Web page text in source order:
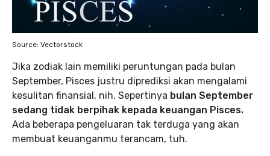
Source: Vectorstock
Jika zodiak lain memiliki peruntungan pada bulan
September, Pisces justru diprediksi akan mengalami
kesulitan finansial, nih. Sepertinya bulan September
sedang tidak berpihak kepada keuangan Pisces.
Ada beberapa pengeluaran tak terduga yang akan
membuat keuanganmu terancam, tuh.